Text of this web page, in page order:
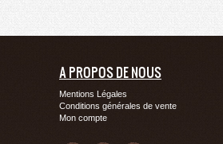
A PROPOS DE NOUS
Mentions Légales
Conditions générales de vente
Mon compte